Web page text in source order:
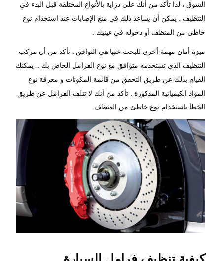
السوق ، لذا تأكد من أنك على دراية بالأنواع المختلفة قبل البدء في
التنظيف . يمكن أن يساعد ذلك في منع الإصابات عند استخدام نوع
خاطئ من المنظف أو دخوله في عينيك .
ميزة أمان مهمة أخرى للبحث عنها هي التوافق . تأكد من أن مركب
التنظيف الذي تستخدمه متوافق مع نوع الفرامل الخاص بك . يمكنك
القيام بذلك عن طريق التحقق من قائمة المكونات و معرفة نوع
المواد الكيميائية المذكورة . تأكد من أنك لا تتلف الفرامل عن طريق
الخطأ باستخدام نوع خاطئ من المنظف .
كيفية تنظيف فرامل السيارة .